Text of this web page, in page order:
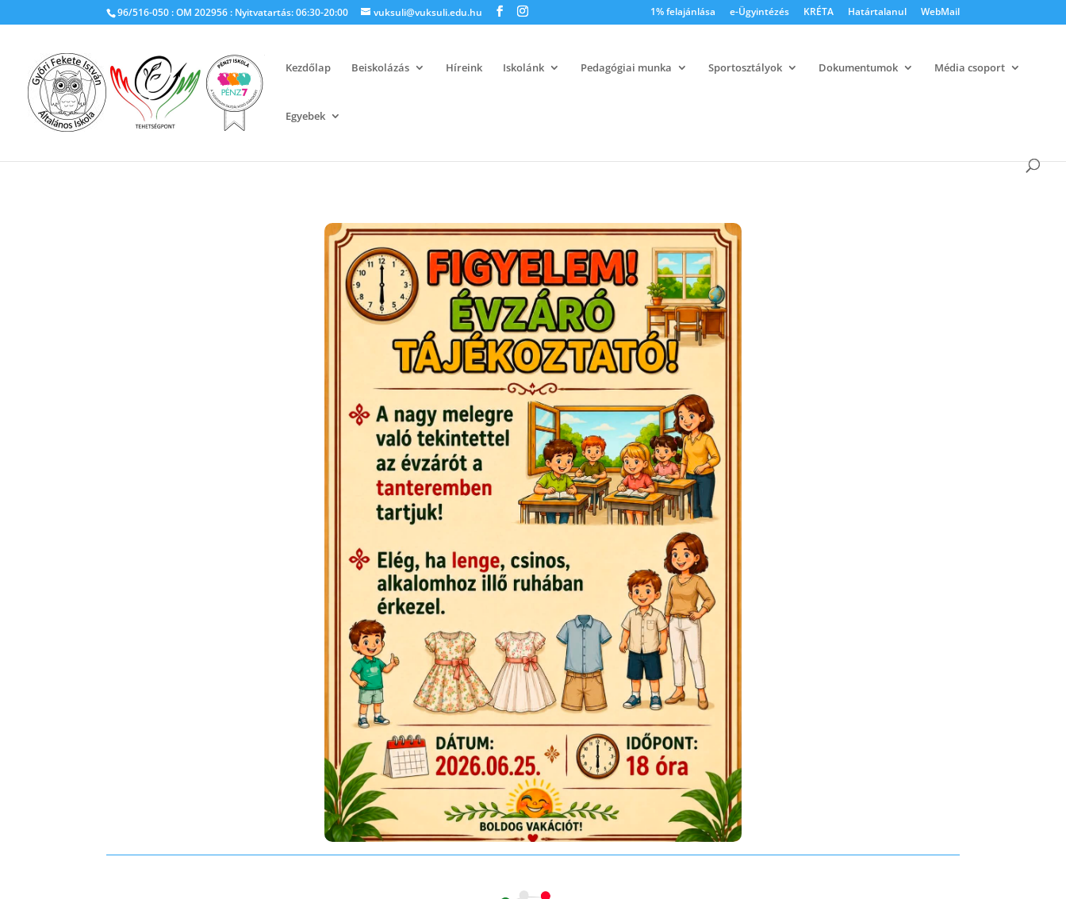
96/516-050 : OM 202956 : Nyitvatartás: 06:30-20:00 vuksuli@vuksuli.edu.hu 1% felajánlása e-Ügyintézés KRÉTA Határtalanul WebMail
Kezdőlap Beiskolázás Híreink Iskolánk Pedagógiai munka Sportosztályok Dokumentumok Média csoport
Egyebek